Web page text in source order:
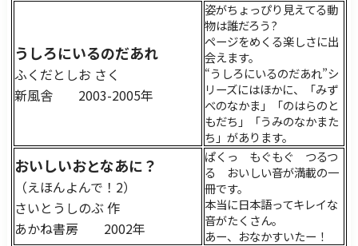
うしろにいるのだあれ
ふくだとしお さく
新風舎 2003-2005年
姿がちょっぴり見えてる動
物は誰だろう?
ページをめくる楽しさに出
会えます。
“うしろにいるのだあれ”シ
リーズにはほかに、「みず
べのなかま」「のはらのと
もだち」「うみのなかまた
ち」があります。
おいしいおとなあに？
（えほんよんで！2）
さいとうしのぶ 作
あかね書房 2002年
ぱくっ もぐもぐ つるつ
る おいしい音が満載の一
冊です。
本当に日本語ってキレイな
音がたくさん。
あー、おなかすいたー！